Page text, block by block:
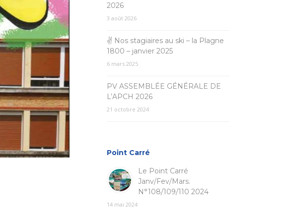
2026
3 août 2026
✌ Nos stagiaires au ski – la Plagne
1800 – janvier 2025
6 mars 2025
PV ASSEMBLÉE GÉNÉRALE DE
L’APCH 2026
21 octobre 2024
Point Carré
Le Point Carré
Janv/Fev/Mars.
N°108/109/110 2024
14 mai 2024